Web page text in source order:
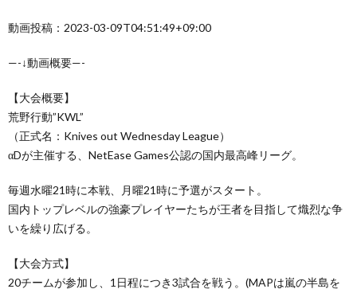
動画投稿：2023-03-09T04:51:49+09:00
—-↓動画概要—-
【大会概要】
荒野行動”KWL”
（正式名：Knives out Wednesday League）
αDが主催する、NetEase Games公認の国内最高峰リーグ。
毎週水曜21時に本戦、月曜21時に予選がスタート。
国内トップレベルの強豪プレイヤーたちが王者を目指して熾烈な争
いを繰り広げる。
【大会方式】
20チームが参加し、1日程につき3試合を戦う。(MAPは嵐の半島を